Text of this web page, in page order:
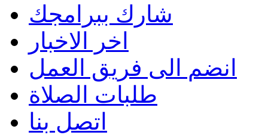
شارك ببرامجك
اخر الاخبار
انضم الى فريق العمل
طلبات الصلاة
اتصل بنا